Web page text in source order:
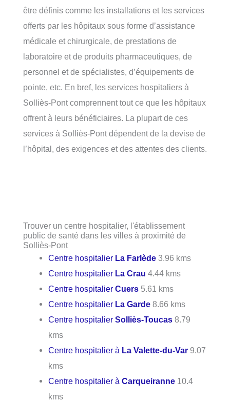
être définis comme les installations et les services
offerts par les hôpitaux sous forme d’assistance
médicale et chirurgicale, de prestations de
laboratoire et de produits pharmaceutiques, de
personnel et de spécialistes, d’équipements de
pointe, etc. En bref, les services hospitaliers à
Solliès-Pont comprennent tout ce que les hôpitaux
offrent à leurs bénéficiaires. La plupart de ces
services à Solliès-Pont dépendent de la devise de
l’hôpital, des exigences et des attentes des clients.
Trouver un centre hospitalier, l'établissement
public de santé dans les villes à proximité de
Solliès-Pont
Centre hospitalier La Farlède 3.96 kms
Centre hospitalier La Crau 4.44 kms
Centre hospitalierCuers 5.61 kms
Centre hospitalier La Garde 8.66 kms
Centre hospitalierSolliès-Toucas 8.79
kms
Centre hospitalier à La Valette-du-Var 9.07
kms
Centre hospitalier àCarqueiranne 10.4
kms